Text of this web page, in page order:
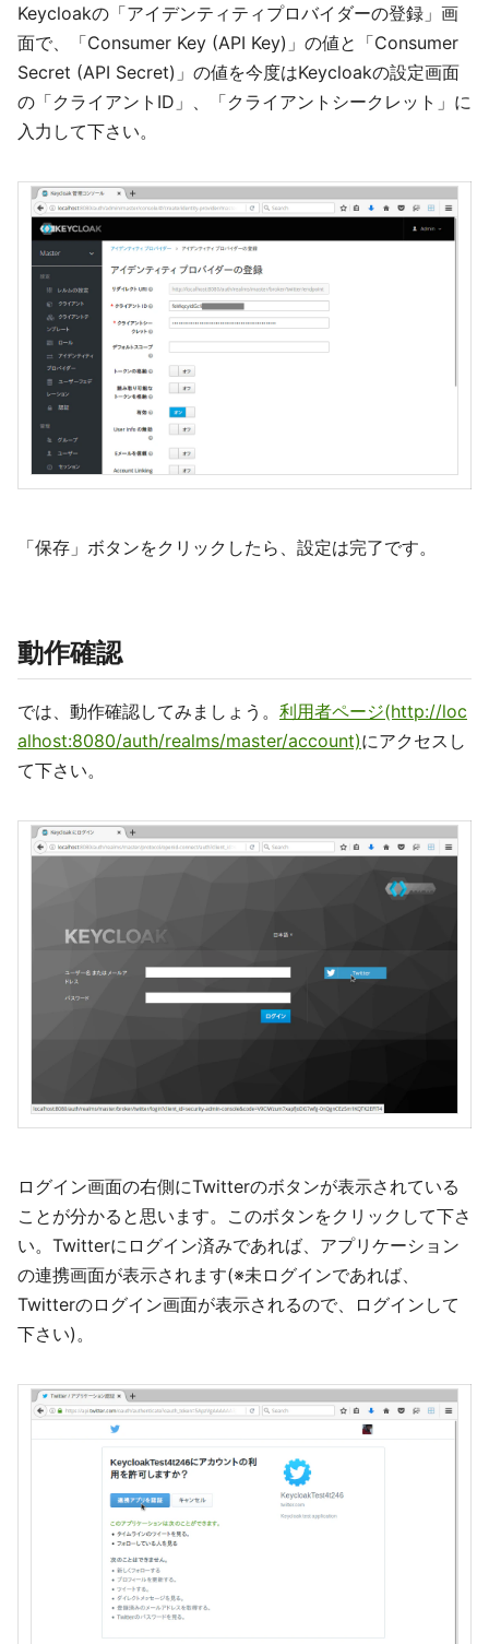
Keycloakの「アイデンティティプロバイダーの登録」画
面で、「Consumer Key (API Key)」の値と「Consumer
Secret (API Secret)」の値を今度はKeycloakの設定画面
の「クライアントID」、「クライアントシークレット」に
入力して下さい。
「保存」ボタンをクリックしたら、設定は完了です。
動作確認
では、動作確認してみましょう。 利用者ページ(http://loc
alhost:8080/auth/realms/master/account)にアクセスし
て下さい。
ログイン画面の右側にTwitterのボタンが表示されている
ことが分かると思います。このボタンをクリックして下さ
い。Twitterにログイン済みであれば、アプリケーション
の連携画面が表示されます(※未ログインであれば、
Twitterのログイン画面が表示されるので、ログインして
下さい)。